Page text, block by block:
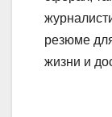
резюме
жизни и